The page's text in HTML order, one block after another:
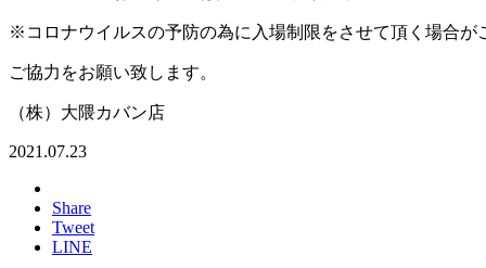
※コロナウイルスの予防の為に入場制限をさせて頂く場合が
ご協力をお願い致します。
（株）大隈カバン店
2021.07.23
Share
Tweet
LINE